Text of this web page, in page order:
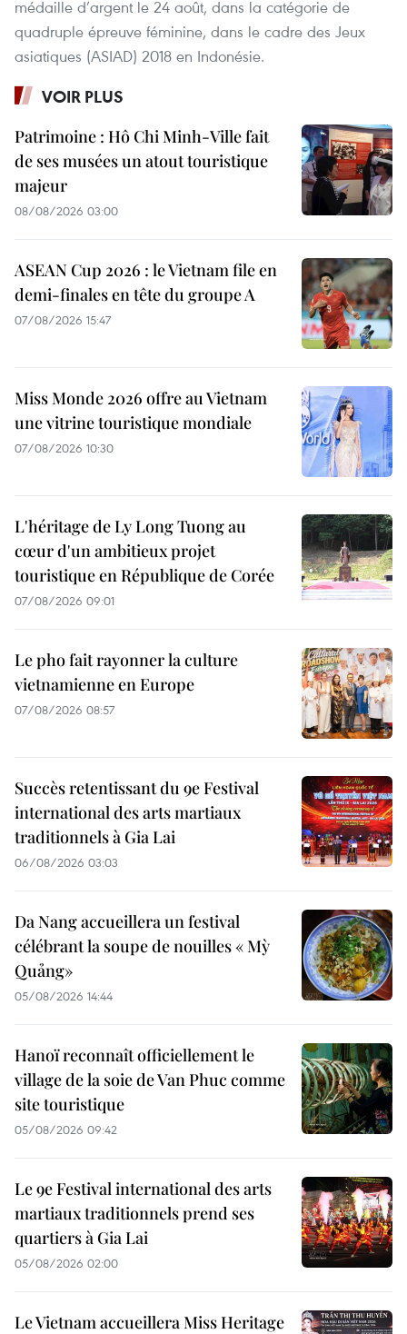
médaille d’argent le 24 août, dans la catégorie de
quadruple épreuve féminine, dans le cadre des Jeux
asiatiques (ASIAD) 2018 en Indonésie.
VOIR PLUS
Patrimoine : Hô Chi Minh-Ville fait
de ses musées un atout touristique
majeur
08/08/2026 03:00
ASEAN Cup 2026 : le Vietnam file en
demi-finales en tête du groupe A
07/08/2026 15:47
Miss Monde 2026 offre au Vietnam
une vitrine touristique mondiale
07/08/2026 10:30
L'héritage de Ly Long Tuong au
cœur d'un ambitieux projet
touristique en République de Corée
07/08/2026 09:01
Le pho fait rayonner la culture
vietnamienne en Europe
07/08/2026 08:57
Succès retentissant du 9e Festival
international des arts martiaux
traditionnels à Gia Lai
06/08/2026 03:03
Da Nang accueillera un festival
célébrant la soupe de nouilles « Mỳ
Quảng»
05/08/2026 14:44
Hanoï reconnaît officiellement le
village de la soie de Van Phuc comme
site touristique
05/08/2026 09:42
Le 9e Festival international des arts
martiaux traditionnels prend ses
quartiers à Gia Lai
05/08/2026 02:00
Le Vietnam accueillera Miss Heritage